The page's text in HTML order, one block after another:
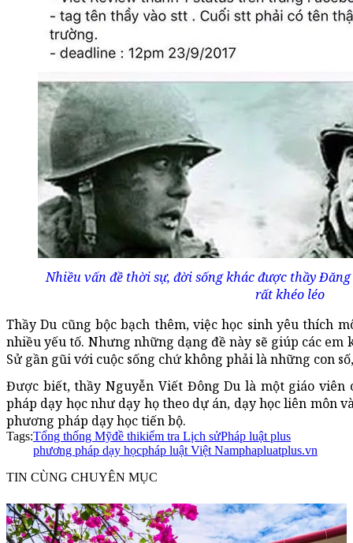
Nhiều vấn đề thời sự, đời sống khác được thầy
rất khéo léo
Thầy Du cũng bộc bạch thêm, việc học sinh yêu thích
nhiều yếu tố. Nhưng những dạng đề này sẽ giúp các em
Sử gần gũi với cuộc sống chứ không phải là những con
Được biết, thầy Nguyễn Viết Đông Du là một giáo viên
pháp dạy học như dạy họ theo dự án, dạy học liên môn
phương pháp dạy học tiến bộ.
Tags:Tổng thống Mỹđề thikiểm tra Lịch sửPháp luật plus
phương pháp dạy họcpháp luật Việt Namphapluatplus.vn
TIN CÙNG CHUYÊN MỤC